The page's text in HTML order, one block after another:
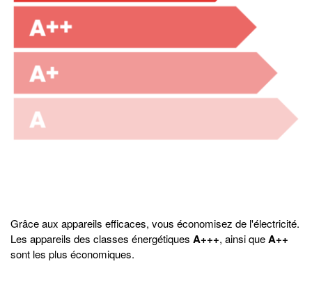
Grâce aux appareils efficaces, vous économisez de l'électricité.
Les appareils des classes énergétiques A+++, ainsi queA++
sont les plus économiques.